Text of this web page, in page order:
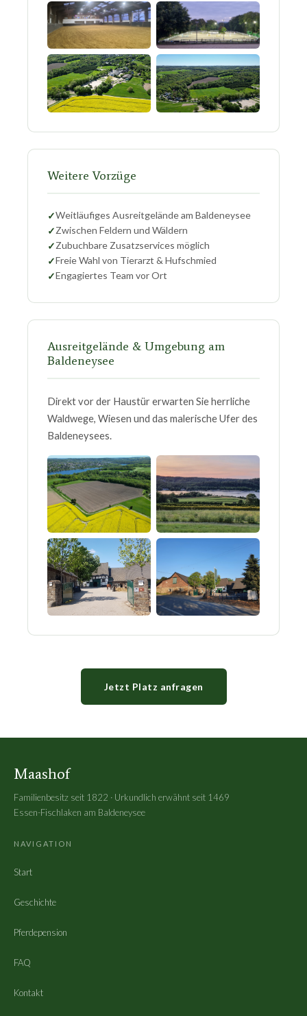
Weitere Vorzüge
Weitläufiges Ausreitgelände am Baldeneysee
Zwischen Feldern und Wäldern
Zubuchbare Zusatzservices möglich
Freie Wahl von Tierarzt & Hufschmied
Engagiertes Team vor Ort
Ausreitgelände & Umgebung am
Baldeneysee
Direkt vor der Haustür erwarten Sie herrliche
Waldwege, Wiesen und das malerische Ufer des
Baldeneysees.
Jetzt Platz anfragen
Maashof
Familienbesitz seit 1822 · Urkundlich erwähnt seit 1469
Essen-Fischlaken am Baldeneysee
NAVIGATION
Start
Geschichte
Pferdepension
FAQ
Kontakt